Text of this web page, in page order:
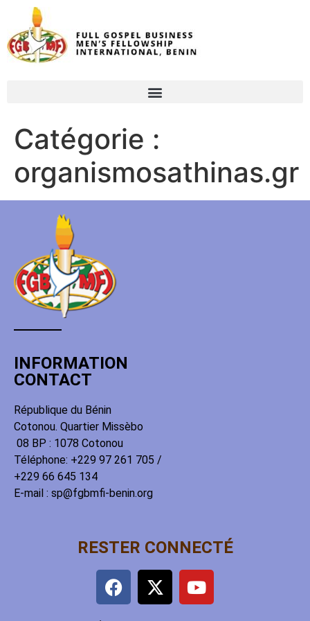
Catégorie :
organismosathinas.gr
INFORMATION
CONTACT
République du Bénin
Cotonou. Quartier Missèbo
08 BP : 1078 Cotonou
Téléphone: +229 97 261 705 /
+229 66 645 134
E-mail : sp@fgbmfi-benin.org
RESTER CONNECTÉ